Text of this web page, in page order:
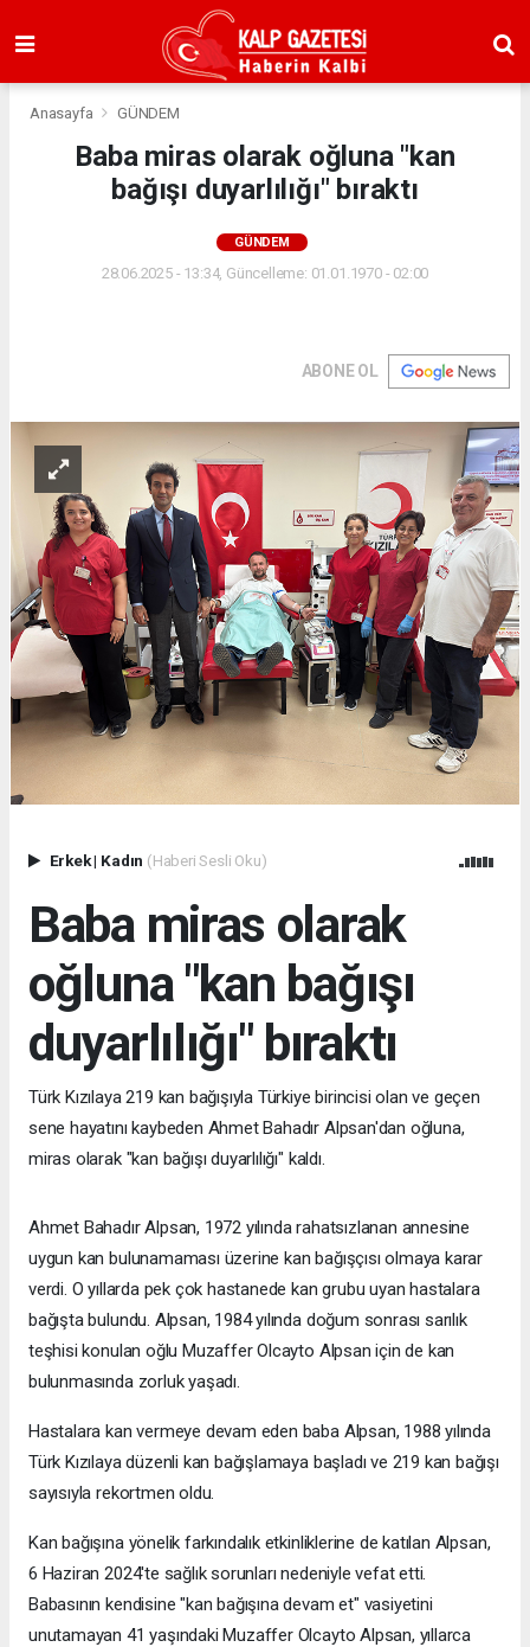
Anasayfa GÜNDEM
Baba miras olarak oğluna "kan
bağışı duyarlılığı" bıraktı
GÜNDEM
28.06.2025 - 13:34, Güncelleme: 01.01.1970 - 02:00
ABONE OL
Erkek| Kadın (Haberi Sesli Oku)
Baba miras olarak
oğluna "kan bağışı
duyarlılığı" bıraktı
Türk Kızılaya 219 kan bağışıyla Türkiye birincisi olan ve geçen
sene hayatını kaybeden Ahmet Bahadır Alpsan'dan oğluna,
miras olarak "kan bağışı duyarlılığı" kaldı.
Ahmet Bahadır Alpsan, 1972 yılında rahatsızlanan annesine
uygun kan bulunamaması üzerine kan bağışçısı olmaya karar
verdi. O yıllarda pek çok hastanede kan grubu uyan hastalara
bağışta bulundu. Alpsan, 1984 yılında doğum sonrası sarılık
teşhisi konulan oğlu Muzaffer Olcayto Alpsan için de kan
bulunmasında zorluk yaşadı.
Hastalara kan vermeye devam eden baba Alpsan, 1988 yılında
Türk Kızılaya düzenli kan bağışlamaya başladı ve 219 kan bağışı
sayısıyla rekortmen oldu.
Kan bağışına yönelik farkındalık etkinliklerine de katılan Alpsan,
6 Haziran 2024'te sağlık sorunları nedeniyle vefat etti.
Babasının kendisine "kan bağışına devam et" vasiyetini
unutamayan 41 yaşındaki Muzaffer Olcayto Alpsan, yıllarca